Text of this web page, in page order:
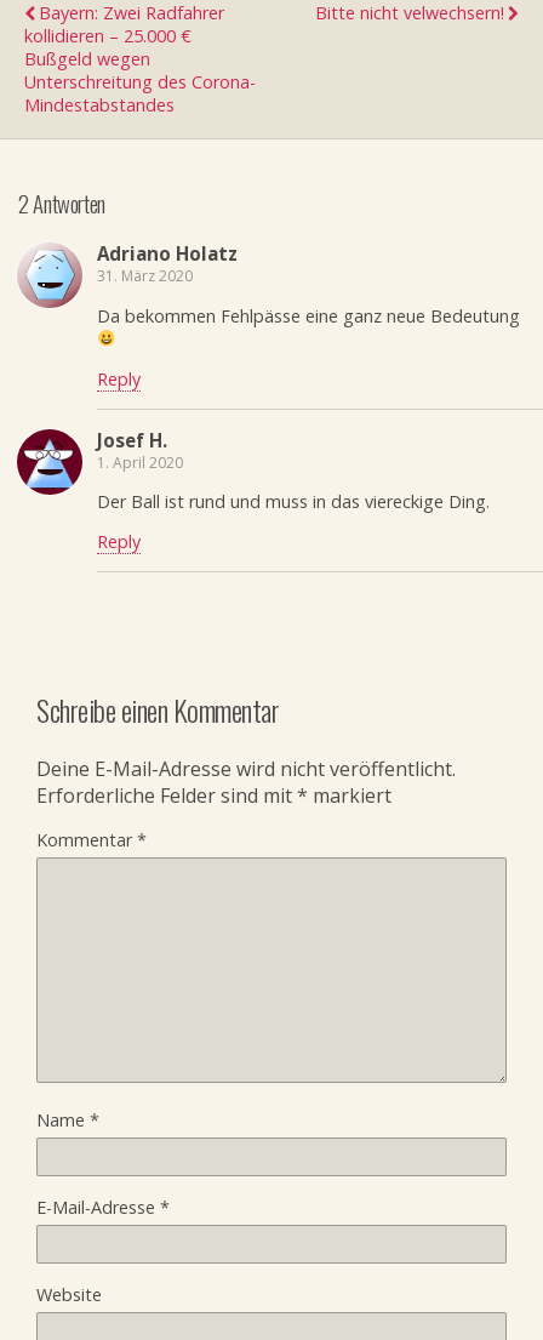
Bayern: Zwei Radfahrer
kollidieren – 25.000 €
Bußgeld wegen
Unterschreitung des Corona-
Mindestabstandes
Bitte nicht velwechsern!
2 Antworten
Adriano Holatz
31. März 2020
Da bekommen Fehlpässe eine ganz neue Bedeutung
Reply
Josef H.
1. April 2020
Der Ball ist rund und muss in das viereckige Ding.
Reply
Schreibe einen Kommentar
Deine E-Mail-Adresse wird nicht veröffentlicht.
Erforderliche Felder sind mit* markiert
Kommentar*
Name *
E-Mail-Adresse *
Website